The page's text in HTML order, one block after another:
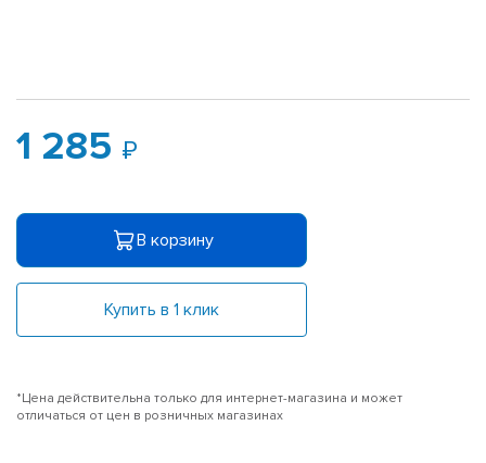
1 285
В корзину
Купить в 1 клик
*Цена действительна только для интернет-магазина и может
отличаться от цен в розничных магазинах